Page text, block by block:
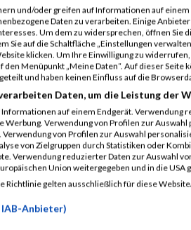
March April Mai Juni Juli
March April Mai Juni Juli
March April Mai Juni Juli
March April Mai Juni Juli
March April Mai Juni Juli
March April Mai Juni Juli
March April Mai Juni Juli
March April Mai Juni Juli
March April Mai Juni Juli
March April
und/oder greifen auf Informationen auf einem
Daten zu verarbeiten. Einige
Um dem zu widersprechen, öffnen Sie
Sie auf die Schaltfläche „Einstellungen
klicken. Um Ihre Einwilligung zu
den Menüpunkt „Meine Daten“. Auf dieser
und haben keinen Einfluss auf die
Daten, um die Leistung der
auf einem Endgerät. Verwendung
Werbung. Verwendung von Profilen zur
von Profilen zur Auswahl
von Zielgruppen durch Statistiken oder
Verwendung reduzierter Daten zur Auswahl
Union weitergegeben und in die USA
Richtlinie gelten ausschließlich für diese
Anbieter)